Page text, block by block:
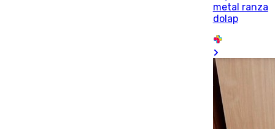
metal ranza
dolap